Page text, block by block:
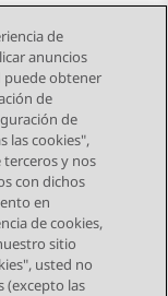
siguiente
de
anuncios
puede obtener
de
de
las cookies",
y nos
con dichos
en
de cookies,
sitio
usted no
(excepto las